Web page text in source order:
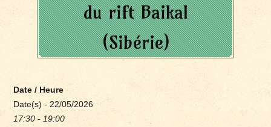
du rift Baikal
(Sibérie)
Date / Heure
Date(s) - 22/05/2026
17:30 - 19:00